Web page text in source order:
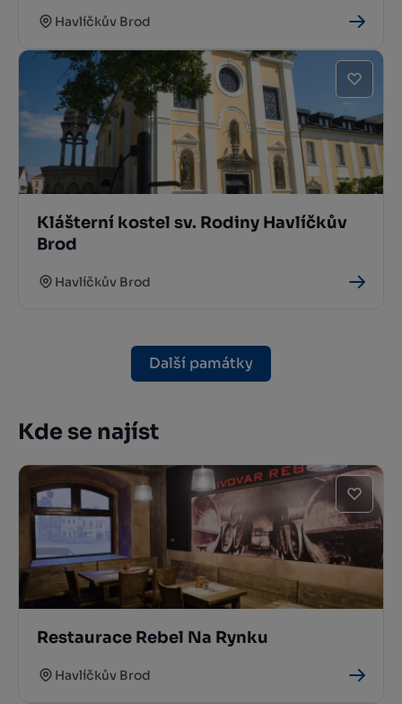
Havlíčkův Brod
Klášterní kostel sv. Rodiny Havlíčkův
Brod
Havlíčkův Brod
Další památky
Kde se najíst
Restaurace Rebel Na Rynku
Havlíčkův Brod